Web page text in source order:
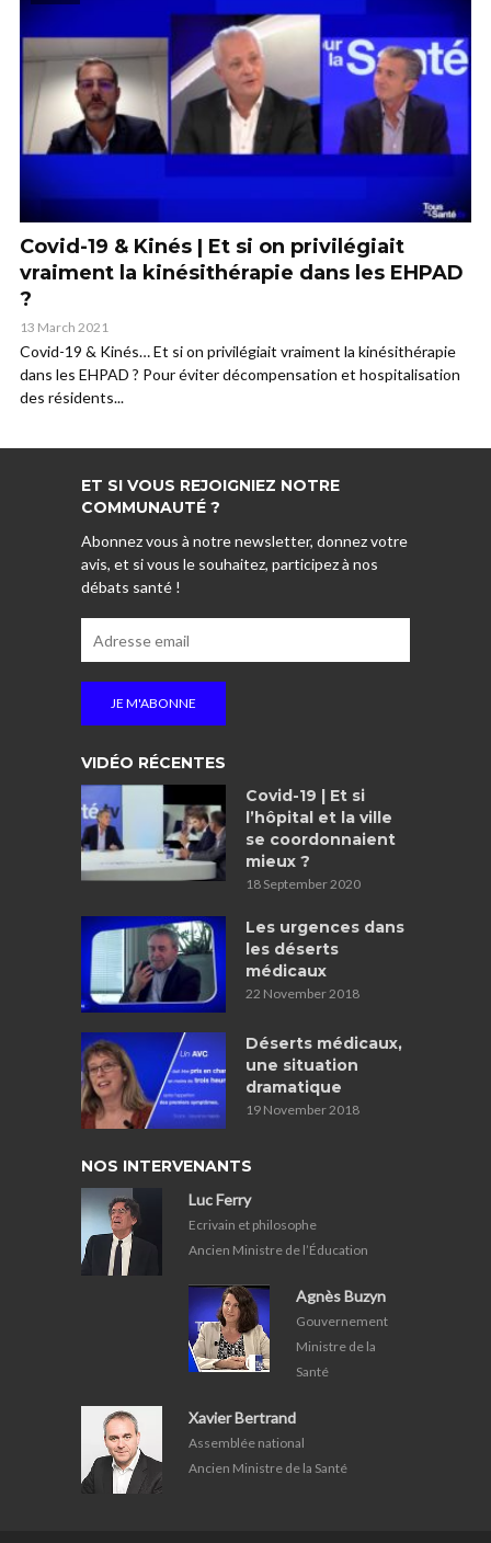
Covid-19 & Kinés | Et si on privilégiait
vraiment la kinésithérapie dans les EHPAD
?
13 March 2021
Covid-19 & Kinés… Et si on privilégiait vraiment la kinésithérapie
dans les EHPAD ? Pour éviter décompensation et hospitalisation
des résidents...
ET SI VOUS REJOIGNIEZ NOTRE
COMMUNAUTÉ ?
Abonnez vous à notre newsletter, donnez votre
avis, et si vous le souhaitez, participez à nos
débats santé !
VIDÉO RÉCENTES
Covid-19 | Et si
l’hôpital et la ville
se coordonnaient
mieux ?
18 September 2020
Les urgences dans
les déserts
médicaux
22 November 2018
Déserts médicaux,
une situation
dramatique
19 November 2018
NOS INTERVENANTS
Luc Ferry
Ecrivain et philosophe
Ancien Ministre de l’Éducation
Agnès Buzyn
Gouvernement
Ministre de la
Santé
Xavier Bertrand
Assemblée national
Ancien Ministre de la Santé